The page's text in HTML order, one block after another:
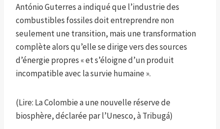
António Guterres a indiqué que l’industrie des
combustibles fossiles doit entreprendre non
seulement une transition, mais une transformation
complète alors qu’elle se dirige vers des sources
d’énergie propres « et s’éloigne d’un produit
incompatible avec la survie humaine ».
(Lire: La Colombie a une nouvelle réserve de
biosphère, déclarée par l’Unesco, à Tribugá)